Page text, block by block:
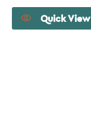
Quick View